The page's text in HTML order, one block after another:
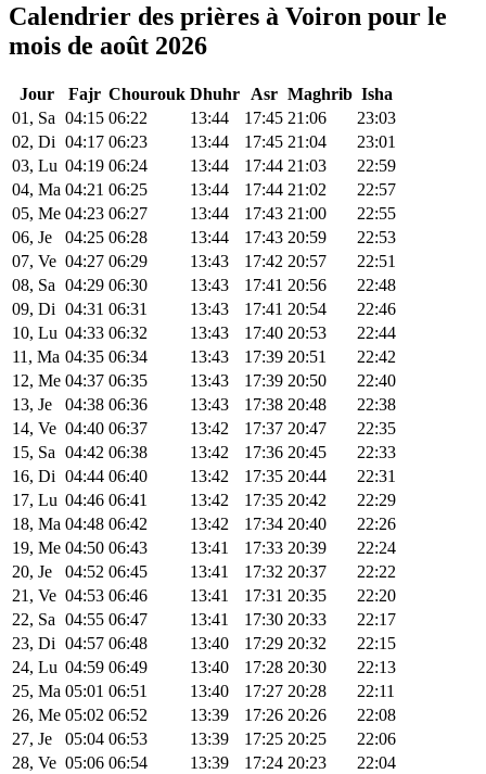
Calendrier des prières à Voiron pour le
mois de août 2026
Jour Fajr Chourouk Dhuhr Asr Maghrib Isha
01, Sa 04:15 06:22 13:44 17:45 21:06
23:03
02, Di 04:17 06:23 13:44 17:45 21:04
23:01
03, Lu 04:19 06:24 13:44 17:44 21:03
22:59
04, Ma 04:21 06:25 13:44 17:44 21:02
22:57
05, Me 04:23 06:27 13:44 17:43 21:00
22:55
06, Je
04:25 06:28 13:44 17:43 20:59
22:53
07, Ve 04:27 06:29 13:43 17:42 20:57
22:51
08, Sa 04:29 06:30 13:43 17:41 20:56
22:48
09, Di 04:31 06:31 13:43 17:41 20:54
22:46
10, Lu 04:33 06:32 13:43 17:40 20:53
22:44
11, Ma 04:35 06:34 13:43 17:39 20:51
22:42
12, Me 04:37 06:35 13:43 17:39 20:50
22:40
13, Je
04:38 06:36 13:43 17:38 20:48
22:38
14, Ve 04:40 06:37 13:42 17:37 20:47
22:35
15, Sa 04:42 06:38 13:42 17:36 20:45
22:33
16, Di 04:44 06:40 13:42 17:35 20:44
22:31
17, Lu 04:46 06:41 13:42 17:35 20:42
22:29
18, Ma 04:48 06:42 13:42 17:34 20:40
22:26
19, Me 04:50 06:43 13:41 17:33 20:39
22:24
20, Je
04:52 06:45 13:41 17:32 20:37
22:22
21, Ve 04:53 06:46 13:41 17:31 20:35
22:20
22, Sa 04:55 06:47 13:41 17:30 20:33
22:17
23, Di 04:57 06:48 13:40 17:29 20:32
22:15
24, Lu 04:59 06:49 13:40 17:28 20:30
22:13
25, Ma 05:01 06:51 13:40 17:27 20:28
22:11
26, Me 05:02 06:52 13:39 17:26 20:26
22:08
27, Je
05:04 06:53 13:39 17:25 20:25
22:06
28, Ve 05:06 06:54 13:39 17:24 20:23
22:04